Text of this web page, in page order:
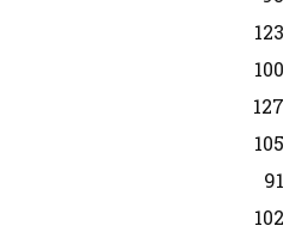
123
100
127
105
91
102